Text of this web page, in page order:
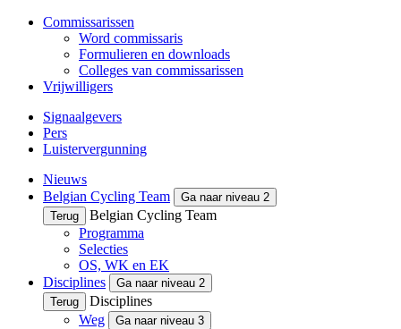
Commissarissen
Word commissaris
Formulieren en downloads
Colleges van commissarissen
Vrijwilligers
Signaalgevers
Pers
Luistervergunning
Nieuws
Belgian Cycling Team
Ga naar niveau 2
Terug
Belgian Cycling Team
Programma
Selecties
OS, WK en EK
Disciplines
Ga naar niveau 2
Terug
Disciplines
Weg
Ga naar niveau 3